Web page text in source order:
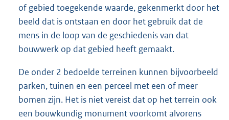
of gebied toegekende waarde, gekenmerkt door het
beeld dat is ontstaan en door het gebruik dat de
mens in de loop van de geschiedenis van dat
bouwwerk op dat gebied heeft gemaakt.
De onder 2 bedoelde terreinen kunnen bijvoorbeeld
parken, tuinen en een perceel met een of meer
bomen zijn. Het is niet vereist dat op het terrein ook
een bouwkundig monument voorkomt alvorens